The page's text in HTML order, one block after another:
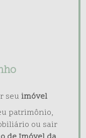
seuimóvel
patrimônio,
ou sair